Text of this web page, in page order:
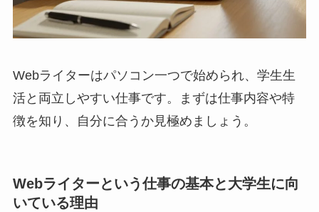
Webライターはパソコン一つで始められ、学生生
活と両立しやすい仕事です。まずは仕事内容や特
徴を知り、自分に合うか見極めましょう。
Webライターという仕事の基本と大学生に向
いている理由